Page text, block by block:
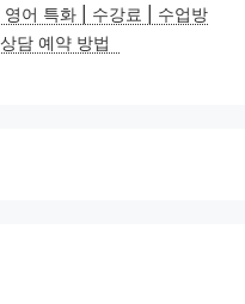
어 특화 | 수강료 | 수업방
담 예약 방법